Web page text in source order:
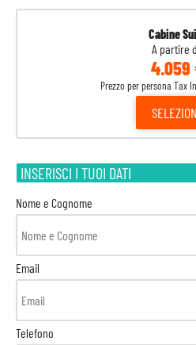
Cabine
A partire
4.059
Prezzo per persona Tax
INSERISCI I TUOI DATI
Nome e Cognome
Email
Telefono